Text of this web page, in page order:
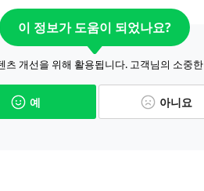
이 정보가 도움이 되었나요?
츠 개선을 위해 활용됩니다. 고객님의 소중
예 아니요